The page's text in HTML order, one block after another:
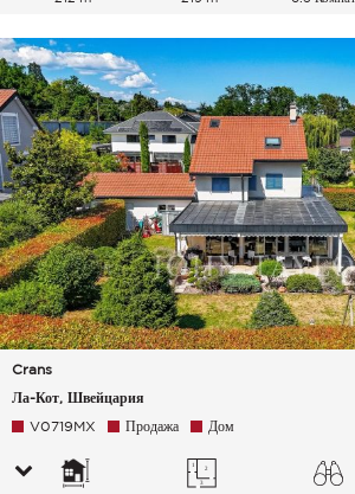
Crans
Ла-Кот, Швейцария
V0719MX Продажа Дом